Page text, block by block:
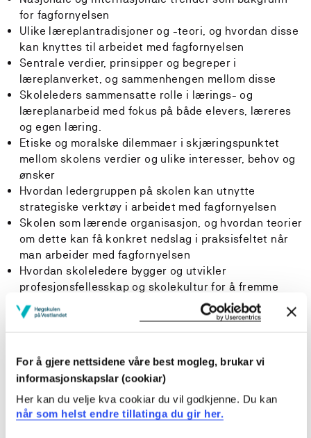
For å gjere nettsidene våre best mogleg, brukar vi
informasjonskapslar (cookiar)
Her kan du velje kva cookiar du vil godkjenne. Du kan
når som helst endre tillatinga du gir her.
for fagfornyelsen
Ulike læreplantradisjoner og -teori, og hvordan disse
kan knyttes til arbeidet med fagfornyelsen
Sentrale verdier, prinsipper og begreper i
læreplanverket, og sammenhengen mellom disse
Skoleleders sammensatte rolle i lærings- og
læreplanarbeid med fokus på både elevers, læreres
og egen læring.
Etiske og moralske dilemmaer i skjæringspunktet
mellom skolens verdier og ulike interesser, behov og
ønsker
Hvordan ledergruppen på skolen kan utnytte
strategiske verktøy i arbeidet med fagfornyelsen
Skolen som lærende organisasjon, og hvordan teorier
om dette kan få konkret nedslag i praksisfeltet når
man arbeider med fagfornyelsen
Hvordan skoleledere bygger og utvikler
profesjonsfellesskap og skolekultur for å fremme
lærings- og læreplanarbeidet
Utfordringer i ledelse av lærings- og læreplanarbeid -
Initiering, implementering og videreføring av
prosesser knyttet til det lokale arbeidet med
læreplanen, og hvordan skolen kan integrere
dannings- og kunnskapsmål i undervisningen